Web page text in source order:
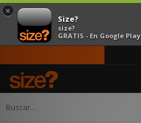
×
Size?
size?
GRATIS - En Google Play
Página principal